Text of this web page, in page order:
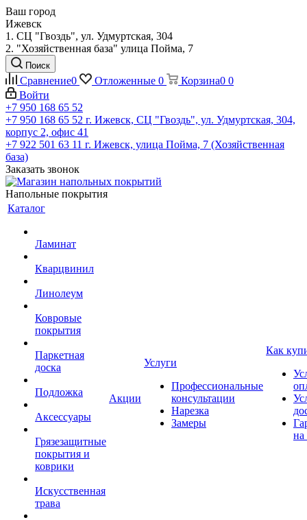
Ваш город
Ижевск
1. СЦ "Гвоздь", ул. Удмуртская, 304
2. "Хозяйственная база" улица Пойма, 7
Поиск
Сравнение0 Отложенные 0 Корзина0 0
Войти
+7 950 168 65 52
+7 950 168 65 52 г. Ижевск, СЦ "Гвоздь", ул. Удмуртская, 304,
корпус 2, офис 41
+7 922 501 63 11 г. Ижевск, улица Пойма, 7 (Хозяйственная
база)
Заказать звонок
Напольные покрытия
Каталог
Ламинат
Кварцвинил
Линолеум
Ковровые
покрытия
Паркетная
доска
Подложка
Аксессуары
Грязезащитные
покрытия и
коврики
Искусственная
трава
Акции
Услуги
Профессиональные
консультации
Нарезка
Замеры
Как
на